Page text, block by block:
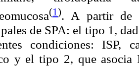
(1). A partir de
de SPA: el tipo 1,
condiciones: ISP,
y el tipo 2, que asocia